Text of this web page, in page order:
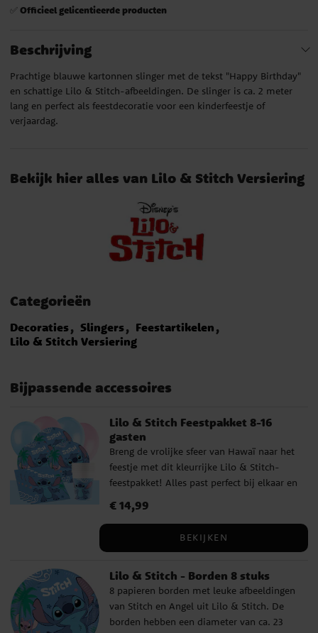
✅ Officieel gelicentieerde producten
Beschrijving
Prachtige blauwe kartonnen slinger met de tekst "Happy Birthday"
en schattige Lilo & Stitch-afbeeldingen. De slinger is ca. 2 meter
lang en perfect als feestdecoratie voor een kinderfeestje of
verjaardag.
Bekijk hier alles van Lilo & Stitch Versiering
Categorieën
Decoraties Slingers
Feestartikelen
Lilo & Stitch Versiering
Bijpassende accessoires
Lilo & Stitch Feestpakket 8-16
gasten
Breng de vrolijke sfeer van Hawaï naar het
feestje met dit kleurrijke Lilo & Stitch-
feestpakket! Alles past perfect bij elkaar en
uitstraling. De borden, papieren bekers en
tropische stijl, terwijl de bijpassende
tafelkleed de feesttafel helemaal afmaken.
Alles wat je nodig hebt voor een geslaagd
verjaardagsfeestje zit in dit pakket, ideaal
voor ouders die tijd willen besparen en
Prijs: € 14,99
€ 14,99
BEKIJKEN
Lilo & Stitch - Borden 8 stuks
8 papieren borden met leuke afbeeldingen
van Stitch en Angel uit Lilo & Stitch. De
borden hebben een diameter van ca. 23